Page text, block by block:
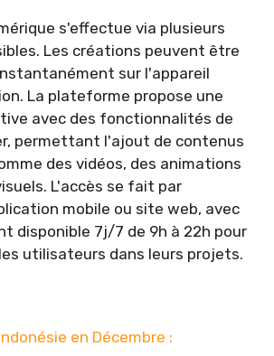
s'effectue via plusieurs
Les créations peuvent être
sur l'appareil
La plateforme propose une
avec des fonctionnalités de
permettant l'ajout de contenus
des vidéos, des animations
L'accès se fait par
mobile ou site web, avec
disponible 7j/7 de 9h à 22h pour
utilisateurs dans leurs projets.
en Décembre :